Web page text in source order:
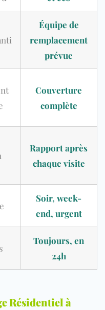
Équipe de
remplacement
prévue
Couverture
complète
Rapport après
chaque visite
Soir, week-
end, urgent
Toujours, en
24h
Résidentiel à